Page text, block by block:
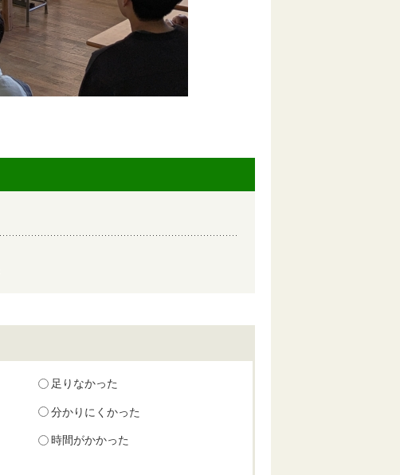
足りなかった
分かりにくかった
時間がかかった